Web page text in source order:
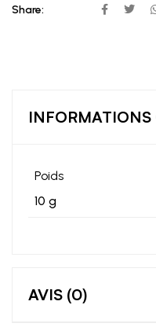
Share:
Poids
10 g
AVIS (0)